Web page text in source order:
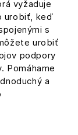
vyžaduje
urobiť, keď
s
urobiť
podpory
Pomáhame
a